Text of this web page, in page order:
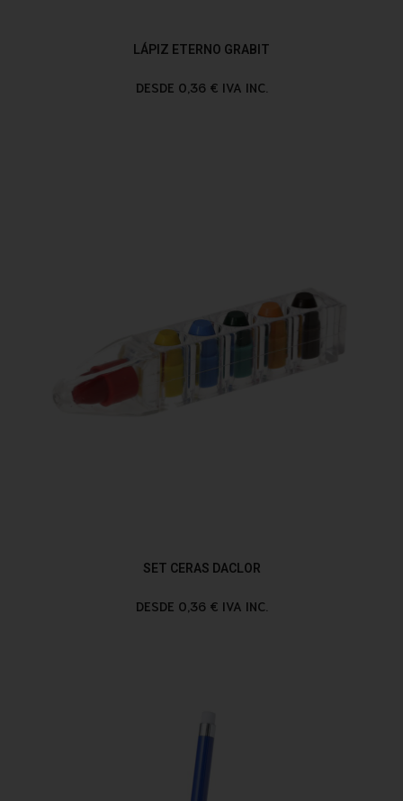
LÁPIZ ETERNO GRABIT
DESDE 0,36 € IVA INC.
SET CERAS DACLOR
DESDE 0,36 € IVA INC.